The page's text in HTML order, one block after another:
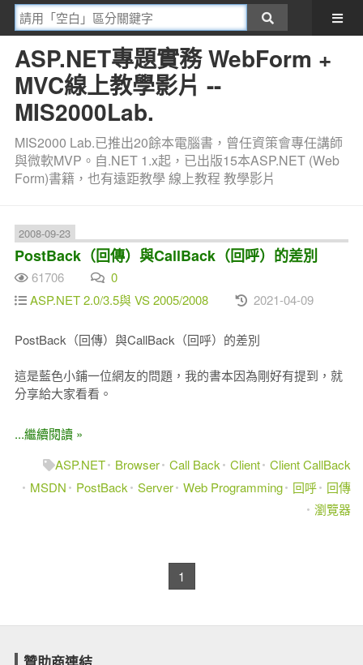
ASP.NET專題實務 WebForm +
MVC線上教學影片 --
MIS2000Lab.
MIS2000 Lab.已推出20餘本電腦書，曾任資策會專任講師
與微軟MVP。自.NET 1.x起，已出版15本ASP.NET (Web
Form)書籍，也有遠距教學 線上教程 教學影片
2008-09-23
PostBack（回傳）與CallBack（回呼）的差別
61706
0
ASP.NET 2.0/3.5與 VS 2005/2008
2021-04-09
PostBack（回傳）與CallBack（回呼）的差別
這是藍色小鋪一位網友的問題，我的書本因為剛好有提到，就
分享給大家看看。
...繼續閱讀 »
ASP.NET
Browser Call Back Client Client CallBack
MSDN
PostBack Server Web Programming 回呼
回傳
瀏覽器
1